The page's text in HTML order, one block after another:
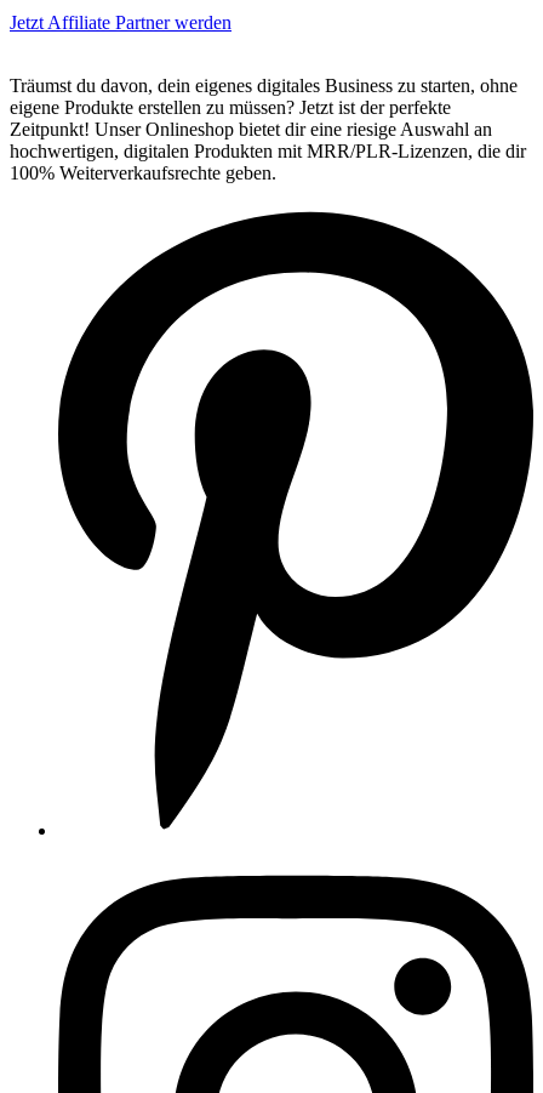
Jetzt Affiliate Partner werden
Träumst du davon, dein eigenes digitales Business zu starten, ohne
eigene Produkte erstellen zu müssen? Jetzt ist der perfekte
Zeitpunkt! Unser Onlineshop bietet dir eine riesige Auswahl an
hochwertigen, digitalen Produkten mit MRR/PLR-Lizenzen, die dir
100% Weiterverkaufsrechte geben.